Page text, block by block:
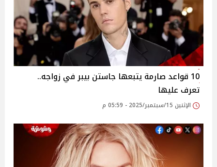
10 قواعد صارمة يتبعها جاستن بيبر في زواجه..
تعرف عليها
الإثنين 15/سبتمبر/2025 - 05:59 م